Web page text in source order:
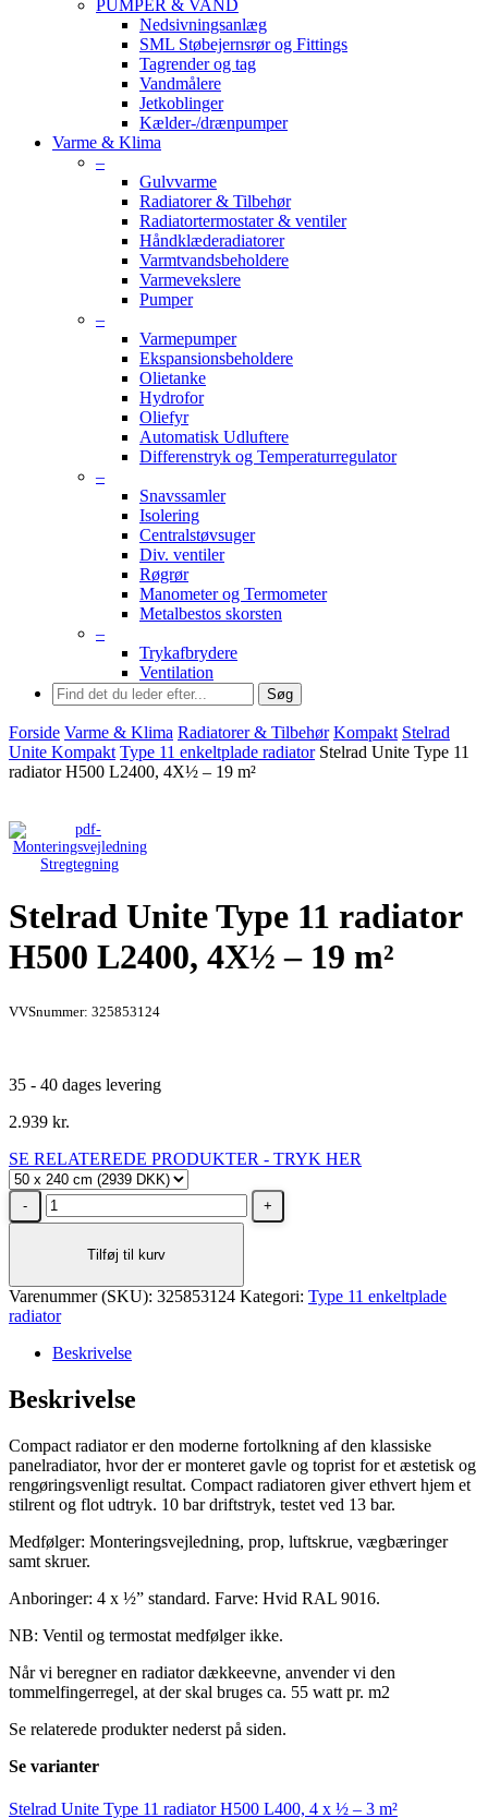
PUMPER & VAND
Nedsivningsanlæg
SML Støbejernsrør og Fittings
Tagrender og tag
Vandmålere
Jetkoblinger
Kælder-/drænpumper
Varme & Klima
–
Gulvvarme
Radiatorer & Tilbehør
Radiatortermostater & ventiler
Håndklæderadiatorer
Varmtvandsbeholdere
Varmevekslere
Pumper
–
Varmepumper
Ekspansionsbeholdere
Olietanke
Hydrofor
Oliefyr
Automatisk Udluftere
Differenstryk og Temperaturregulator
–
Snavssamler
Isolering
Centralstøvsuger
Div. ventiler
Røgrør
Manometer og Termometer
Metalbestos skorsten
–
Trykafbrydere
Ventilation
Søg
Forside Varme & Klima Radiatorer & Tilbehør Kompakt Stelrad
Unite Kompakt Type 11 enkeltplade radiator Stelrad Unite Type 11
radiator H500 L2400, 4X½ – 19 m²
Stregtegning
Stelrad Unite Type 11 radiator
H500 L2400, 4X½ – 19 m²
VVSnummer: 325853124
35 - 40 dages levering
2.939 kr.
SE RELATEREDE PRODUKTER - TRYK HER
Stelrad
Unite
H500
L2400,
m²
antal
Tilføj til kurv
Varenummer (SKU): 325853124 Kategori: Type 11 enkeltplade
radiator
Beskrivelse
Beskrivelse
Compact radiator er den moderne fortolkning af den klassiske
panelradiator, hvor der er monteret gavle og toprist for et æstetisk og
rengøringsvenligt resultat. Compact radiatoren giver ethvert hjem et
stilrent og flot udtryk. 10 bar driftstryk, testet ved 13 bar.
Medfølger: Monteringsvejledning, prop, luftskrue, vægbæringer
samt skruer.
Anboringer: 4 x ½” standard. Farve: Hvid RAL 9016.
NB: Ventil og termostat medfølger ikke.
Når vi beregner en radiator dækkeevne, anvender vi den
tommelfingerregel, at der skal bruges ca. 55 watt pr. m2
Se relaterede produkter nederst på siden.
Se varianter
Stelrad Unite Type 11 radiator H500 L400, 4 x ½ – 3 m²